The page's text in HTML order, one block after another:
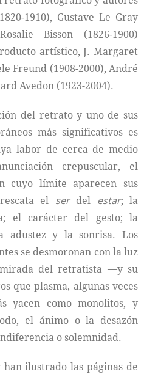
1910), Gustave Le Gray
Bisson (1826-1900)
artístico, J. Margaret
Freund (1908-2000), André
Avedon (1923-2004).
del retrato y uno de sus
más significativos es
labor de cerca de medio
crepuscular, el
cuyo límite aparecen sus
el ser del estar; la
el carácter del gesto; la
adustez y la sonrisa. Los
se desmoronan con la luz
del retratista —y su
que plasma, algunas veces
yacen como monolitos, y
el ánimo o la desazón
o solemnidad.
ilustrado las páginas de